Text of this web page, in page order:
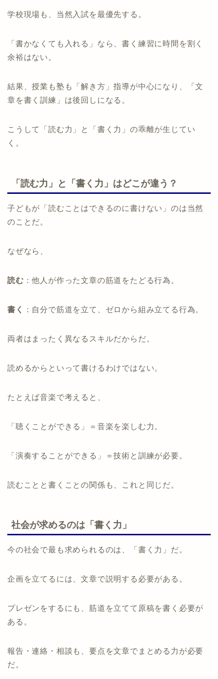
学校現場も、当然入試を最優先する。
「書かなくても入れる」なら、書く練習に時間を割く
余裕はない。
結果、授業も塾も「解き方」指導が中心になり、「文
章を書く訓練」は後回しになる。
こうして「読む力」と「書く力」の乖離が生じてい
く。
「読む力」と「書く力」はどこが違う？
子どもが「読むことはできるのに書けない」のは当然
のことだ。
なぜなら、
読む ：他人が作った文章の筋道をたどる行為。
書く ：自分で筋道を立て、ゼロから組み立てる行為。
両者はまったく異なるスキルだからだ。
読めるからといって書けるわけではない。
たとえば音楽で考えると、
「聴くことができる」＝音楽を楽しむ力。
「演奏することができる」＝技術と訓練が必要。
読むことと書くことの関係も、これと同じだ。
社会が求めるのは「書く力」
今の社会で最も求められるのは、「書く力」だ。
企画を立てるには、文章で説明する必要がある。
プレゼンをするにも、筋道を立てて原稿を書く必要が
ある。
報告・連絡・相談も、要点を文章でまとめる力が必要
だ。